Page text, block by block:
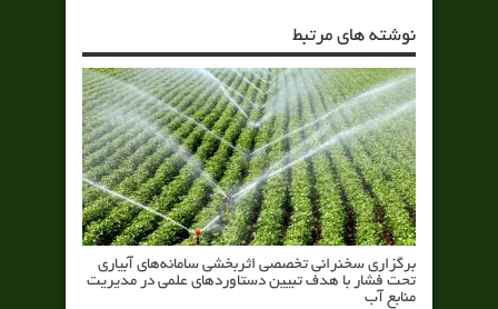
نوشته های مرتبط
برگزاری سخنرانی تخصصی اثربخشی سامانه‌های آبیاری
تحت فشار با هدف تبیین دستاوردهای علمی در مدیریت
منابع آب